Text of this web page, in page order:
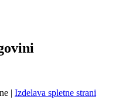
| Izdelava spletne strani